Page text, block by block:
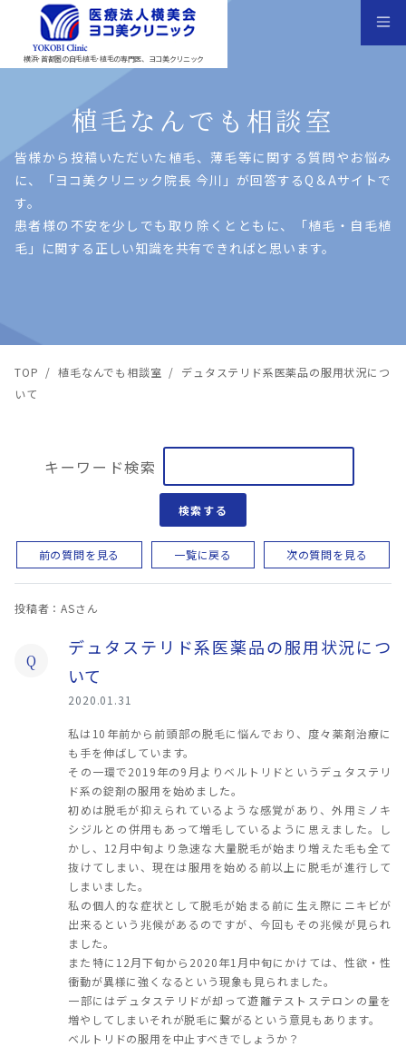
横浜･首都圏の自毛植毛･植毛の専門医、ヨコ美クリニック
植毛なんでも相談室
皆様から投稿いただいた植⽑、薄⽑等に関する質問やお悩み
に、「ヨコ美クリニック院⻑ 今川」が回答するQ＆Aサイトで
す。
患者様の不安を少しでも取り除くとともに、「植⽑・⾃⽑植
⽑」に関する正しい知識を共有できればと思います。
TOP / 植毛なんでも相談室 / デュタステリド系医薬品の服用状況につ
いて
キーワード検索
検索する
前の質問を見る 一覧に戻る 次の質問を見る
投稿者：ASさん
Q
デュタステリド系医薬品の服用状況につ
いて
2020.01.31
私は10年前から前頭部の脱毛に悩んでおり、度々薬剤治療に
も手を伸ばしています。
その一環で2019年の9月よりベルトリドというデュタステリ
ド系の錠剤の服用を始めました。
初めは脱毛が抑えられているような感覚があり、外用ミノキ
シジルとの併用もあって増毛しているように思えました。し
かし、12月中旬より急速な大量脱毛が始まり増えた毛も全て
抜けてしまい、現在は服用を始める前以上に脱毛が進行して
しまいました。
私の個人的な症状として脱毛が始まる前に生え際にニキビが
出来るという兆候があるのですが、今回もその兆候が見られ
ました。
また特に12月下旬から2020年1月中旬にかけては、性欲・性
衝動が異様に強くなるという現象も見られました。
一部にはデュタステリドが却って遊離テストステロンの量を
増やしてしまいそれが脱毛に繋がるという意見もあります。
ベルトリドの服用を中止すべきでしょうか？